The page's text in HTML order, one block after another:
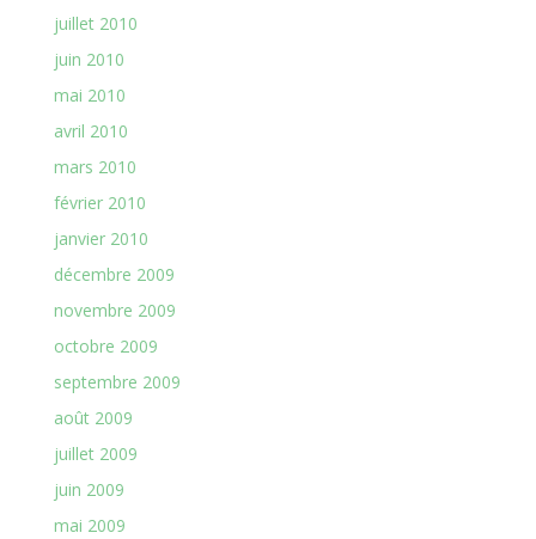
juillet 2010
juin 2010
mai 2010
avril 2010
mars 2010
février 2010
janvier 2010
décembre 2009
novembre 2009
octobre 2009
septembre 2009
août 2009
juillet 2009
juin 2009
mai 2009